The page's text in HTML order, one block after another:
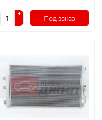
Под заказ